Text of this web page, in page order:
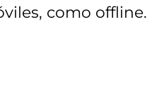
como offline.